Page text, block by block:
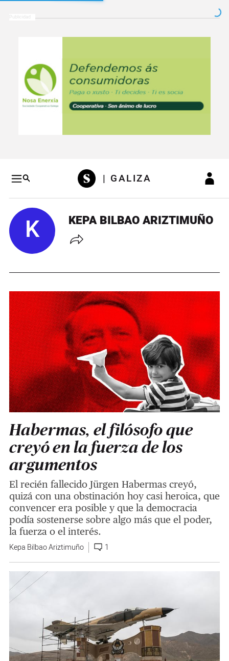
Salto a contenidoSalto a navegación
| GALIZA
K KEPA BILBAO ARIZTIMUÑO
Habermas, el filósofo que
creyó en la fuerza de los
argumentos
El recién fallecido Jürgen Habermas creyó,
quizá con una obstinación hoy casi heroica, que
convencer era posible y que la democracia
podía sostenerse sobre algo más que el poder,
la fuerza o el interés.
Kepa Bilbao Ariztimuño 1